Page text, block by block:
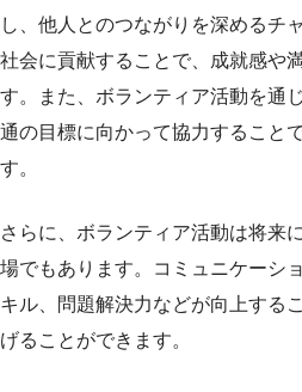
し、他人とのつながりを深めるチ
社会に貢献することで、成就感や
す。また、ボランティア活動を通
通の目標に向かって協力すること
す。
さらに、ボランティア活動は将来
場でもあります。コミュニケーシ
キル、問題解決力などが向上する
げることができます。